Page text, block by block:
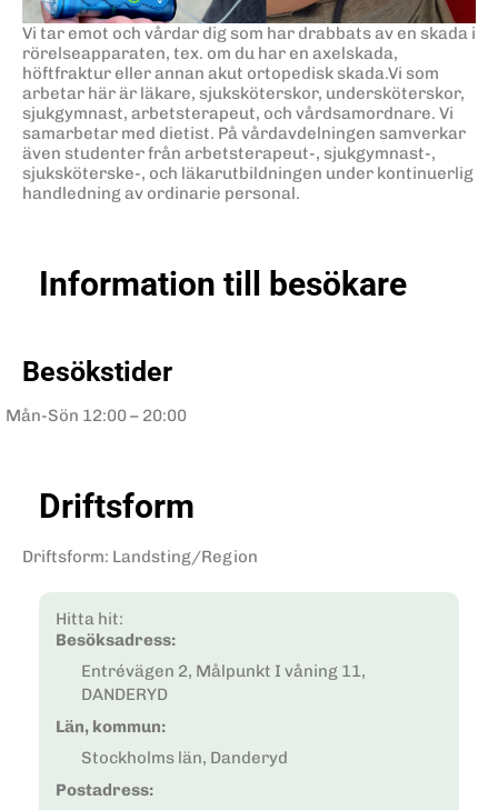
Vi tar emot och vårdar dig som har drabbats av en skada i
rörelseapparaten, tex. om du har en axelskada,
höftfraktur eller annan akut ortopedisk skada.Vi som
arbetar här är läkare, sjuksköterskor, undersköterskor,
sjukgymnast, arbetsterapeut, och vårdsamordnare. Vi
samarbetar med dietist. På vårdavdelningen samverkar
även studenter från arbetsterapeut-, sjukgymnast-,
sjuksköterske-, och läkarutbildningen under kontinuerlig
handledning av ordinarie personal.
Information till besökare
Besökstider
Mån-Sön 12:00 – 20:00
Driftsform
Driftsform: Landsting/Region
Hitta hit:
Besöksadress:
Entrévägen 2, Målpunkt I våning 11,
DANDERYD
Län, kommun:
Stockholms län, Danderyd
Postadress: